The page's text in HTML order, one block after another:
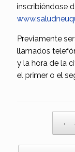
inscribiéndose
Previamente
llamados
y la hora de la
el primer o el
←